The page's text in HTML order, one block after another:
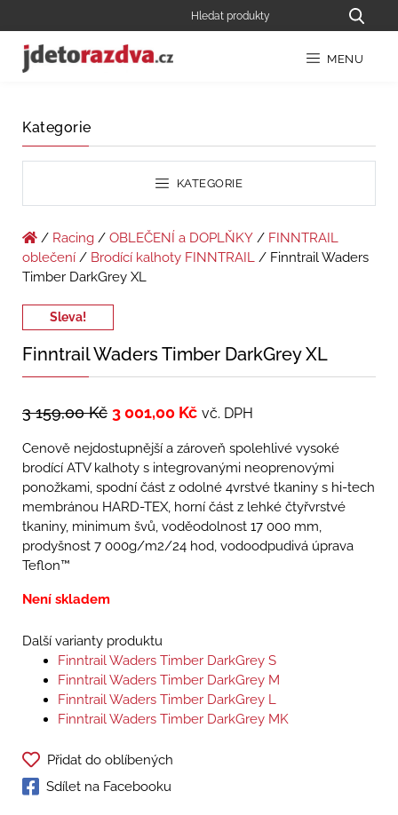
MENU
Kategorie
KATEGORIE
/ Racing / OBLEČENÍ a DOPLŇKY / FINNTRAIL
oblečení / Brodící kalhoty FINNTRAIL / Finntrail Waders
Timber DarkGrey XL
Sleva!
Finntrail Waders Timber DarkGrey XL
3 159,00Kč 3 001,00 Kč vč. DPH
Cenově nejdostupnější a zároveň spolehlivé vysoké
brodící ATV kalhoty s integrovanými neoprenovými
ponožkami, spodní část z odolné 4vrstvé tkaniny s hi-tech
membránou HARD-TEX, horní část z lehké čtyřvrstvé
tkaniny, minimum švů, voděodolnost 17 000 mm,
prodyšnost 7 000g/m2/24 hod, vodoodpudivá úprava
Teflon™
Není skladem
Další varianty produktu
Finntrail Waders Timber DarkGrey S
Finntrail Waders Timber DarkGrey M
Finntrail Waders Timber DarkGrey L
Finntrail Waders Timber DarkGrey MK
Přidat do oblíbených
Sdílet na Facebooku